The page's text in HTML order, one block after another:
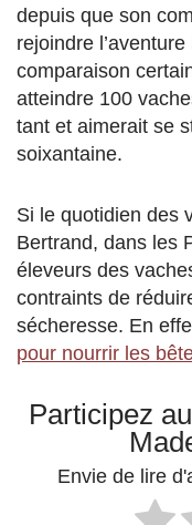
depuis que son
rejoindre
comparaison
atteindre 100
tant et aimerait se
soixantaine.
Si le quotidien des
Bertrand, dans les
éleveurs des
contraints de
sécheresse. En
pour nourrir les
Participez
Envie de lire